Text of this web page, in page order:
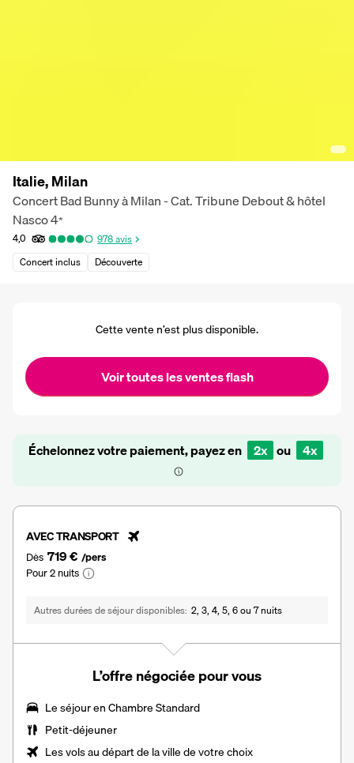
Italie, Milan
Concert Bad Bunny à Milan - Cat. Tribune Debout & hôtel
Nasco4*
4,0 978avis
Concert inclus
Découverte
Cette vente n’est plus disponible.
Voir toutes les ventes flash
Échelonnez votre paiement, payez en 2x ou 4x
AVEC TRANSPORT
Dès 719 € /pers
Pour 2 nuits
Autres durées de séjour disponibles 2, 3, 4, 5, 6 ou 7 nuits
L’offre négociée pour vous
Le séjour en Chambre Standard
Petit-déjeuner
Les vols au départ de la ville de votre choix